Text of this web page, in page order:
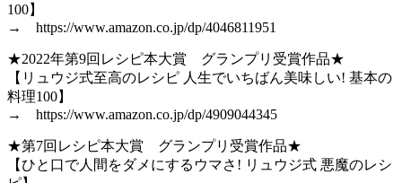
100】
→ https://www.amazon.co.jp/dp/4046811951
★2022年第9回レシピ本大賞 グランプリ受賞作品★
【リュウジ式至高のレシピ 人生でいちばん美味しい! 基本の
料理100】
→ https://www.amazon.co.jp/dp/4909044345
★第7回レシピ本大賞 グランプリ受賞作品★
【ひと口で人間をダメにするウマさ! リュウジ式 悪魔のレシ